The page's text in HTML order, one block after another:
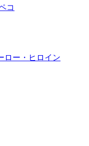
コ
ロー・ヒロイン